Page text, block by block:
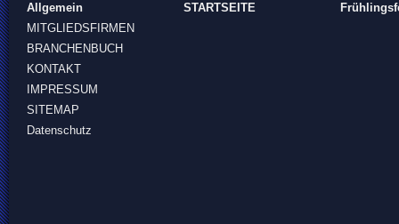
Allgemein
MITGLIEDSFIRMEN
BRANCHENBUCH
KONTAKT
IMPRESSUM
SITEMAP
Datenschutz
STARTSEITE